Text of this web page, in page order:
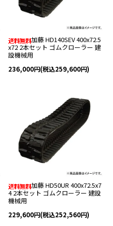
加藤 HD140SEV 400x72.5
x72 2本セット ゴムクローラー 建
設機械用
236,000円(税込259,600円)
加藤 HD50UR 400x72.5x7
4 2本セット ゴムクローラー 建設
機械用
229,600円(税込252,560円)